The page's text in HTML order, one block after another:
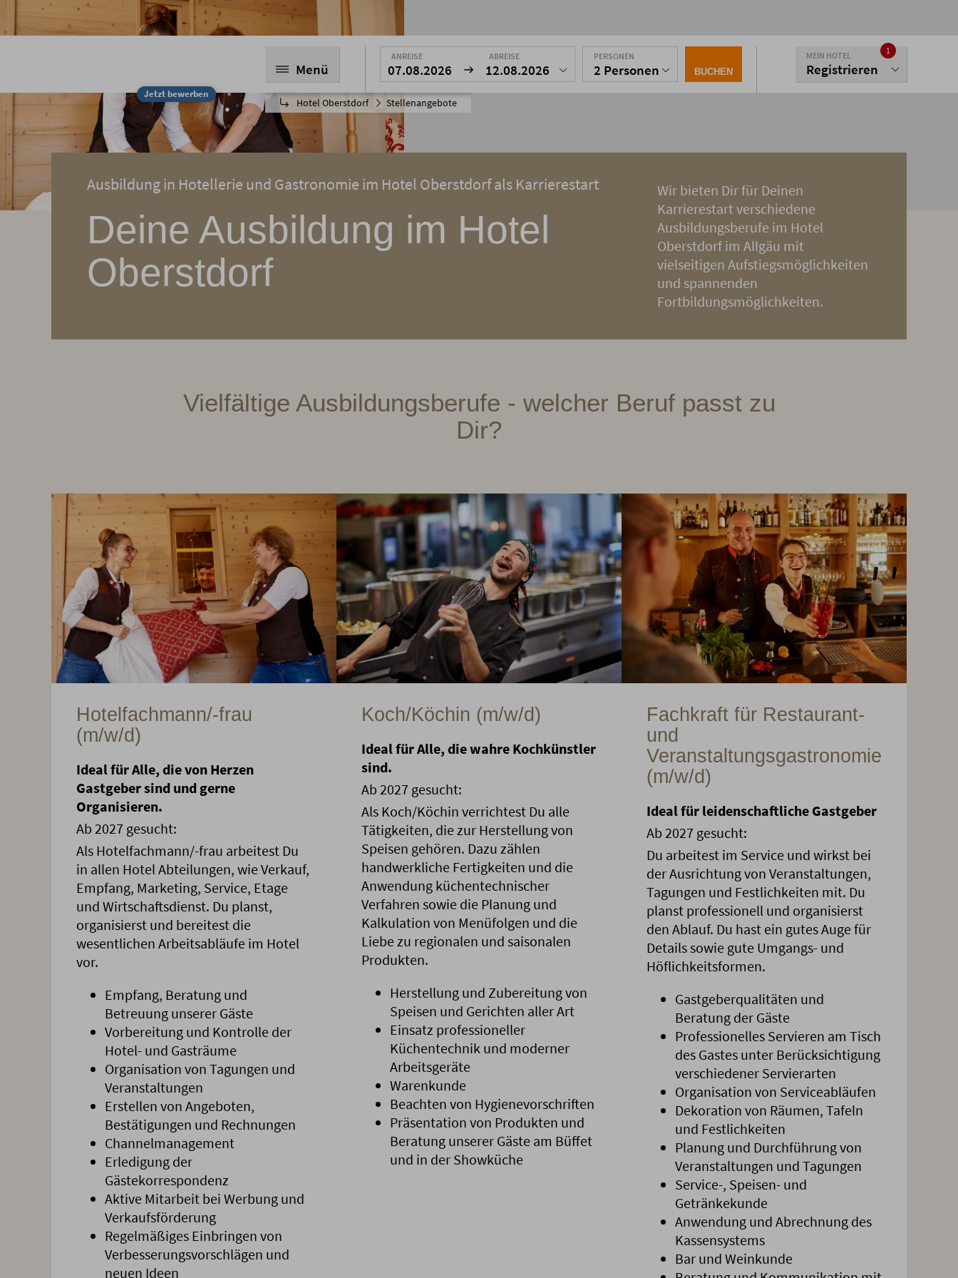
Jetzt bewerben
Menü
Hotel Oberstdorf Stellenangebote
ANREISE
07.08.2026
ABREISE
12.08.2026
PERSONEN
2 Personen BUCHEN
MEIN HOTEL
Registrieren
1
Ausbildung in Hotellerie und Gastronomie im Hotel Oberstdorf als Karrierestart
Deine Ausbildung im Hotel
Oberstdorf
Wir bieten Dir für Deinen
Karrierestart verschiedene
Ausbildungsberufe im Hotel
Oberstdorf im Allgäu mit
vielseitigen Aufstiegsmöglichkeiten
und spannenden
Fortbildungsmöglichkeiten.
Vielfältige Ausbildungsberufe - welcher Beruf passt zu
Dir?
Hotelfachmann/-frau
(m/w/d)
Ideal für Alle, die von Herzen
Gastgeber sind und gerne
Organisieren.
Ab 2027 gesucht:
Als Hotelfachmann/-frau arbeitest Du
in allen Hotel Abteilungen, wie Verkauf,
Empfang, Marketing, Service, Etage
und Wirtschaftsdienst. Du planst,
organisierst und bereitest die
wesentlichen Arbeitsabläufe im Hotel
vor.
Empfang, Beratung und
Betreuung unserer Gäste
Vorbereitung und Kontrolle der
Hotel- und Gasträume
Organisation von Tagungen und
Veranstaltungen
Erstellen von Angeboten,
Bestätigungen und Rechnungen
Channelmanagement
Erledigung der
Gästekorrespondenz
Aktive Mitarbeit bei Werbung und
Verkaufsförderung
Regelmäßiges Einbringen von
Verbesserungsvorschlägen und
neuen Ideen
Koch/Köchin (m/w/d)
Ideal für Alle, die wahre Kochkünstler
sind.
Ab 2027 gesucht:
Als Koch/Köchin verrichtest Du alle
Tätigkeiten, die zur Herstellung von
Speisen gehören. Dazu zählen
handwerkliche Fertigkeiten und die
Anwendung küchentechnischer
Verfahren sowie die Planung und
Kalkulation von Menüfolgen und die
Liebe zu regionalen und saisonalen
Produkten.
Herstellung und Zubereitung von
Speisen und Gerichten aller Art
Einsatz professioneller
Küchentechnik und moderner
Arbeitsgeräte
Warenkunde
Beachten von Hygienevorschriften
Präsentation von Produkten und
Beratung unserer Gäste am Büffet
und in der Showküche
Fachkraft für Restaurant-
und
Veranstaltungsgastronomie
(m/w/d)
Ideal für leidenschaftliche Gastgeber
Ab 2027 gesucht:
Du arbeitest im Service und wirkst bei
der Ausrichtung von Veranstaltungen,
Tagungen und Festlichkeiten mit. Du
planst professionell und organisierst
den Ablauf. Du hast ein gutes Auge für
Details sowie gute Umgangs- und
Höflichkeitsformen.
Gastgeberqualitäten und
Beratung der Gäste
Professionelles Servieren am Tisch
des Gastes unter Berücksichtigung
verschiedener Servierarten
Organisation von Serviceabläufen
Dekoration von Räumen, Tafeln
und Festlichkeiten
Planung und Durchführung von
Veranstaltungen und Tagungen
Service-, Speisen- und
Getränkekunde
Anwendung und Abrechnung des
Kassensystems
Bar und Weinkunde